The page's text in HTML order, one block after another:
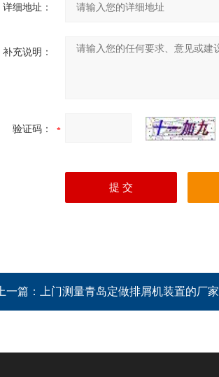
详细地址：
补充说明：
验证码：
上一篇： 上门测量青岛定做排屑机装置的厂家